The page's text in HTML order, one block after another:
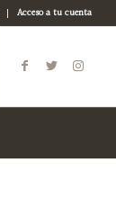
Acceso a tu cuenta